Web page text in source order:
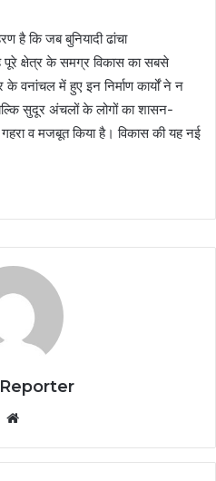
है कि जब बुनियादी ढांचा
पूरे क्षेत्र के समग्र विकास का सबसे
वनांचल में हुए इन निर्माण कार्यों ने न
सुदूर अंचलों के लोगों का शासन-
व मजबूत किया है। विकास की यह नई